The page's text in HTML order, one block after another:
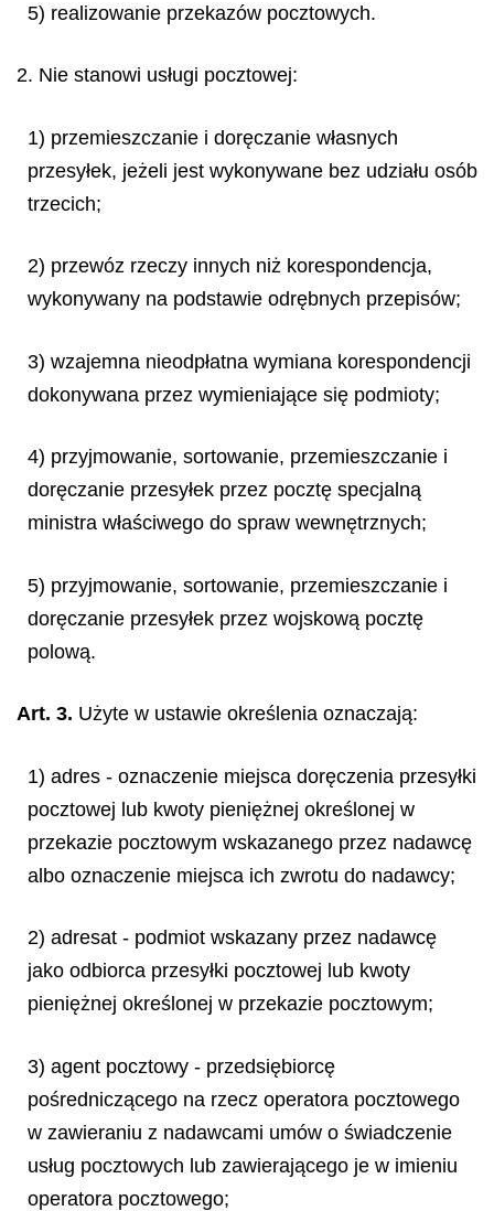
5) realizowanie przekazów pocztowych.
2. Nie stanowi usługi pocztowej:
1) przemieszczanie i doręczanie własnych
przesyłek, jeżeli jest wykonywane bez udziału osób
trzecich;
2) przewóz rzeczy innych niż korespondencja,
wykonywany na podstawie odrębnych przepisów;
3) wzajemna nieodpłatna wymiana korespondencji
dokonywana przez wymieniające się podmioty;
4) przyjmowanie, sortowanie, przemieszczanie i
doręczanie przesyłek przez pocztę specjalną
ministra właściwego do spraw wewnętrznych;
5) przyjmowanie, sortowanie, przemieszczanie i
doręczanie przesyłek przez wojskową pocztę
polową.
Art. 3. Użyte w ustawie określenia oznaczają:
1) adres - oznaczenie miejsca doręczenia przesyłki
pocztowej lub kwoty pieniężnej określonej w
przekazie pocztowym wskazanego przez nadawcę
albo oznaczenie miejsca ich zwrotu do nadawcy;
2) adresat - podmiot wskazany przez nadawcę
jako odbiorca przesyłki pocztowej lub kwoty
pieniężnej określonej w przekazie pocztowym;
3) agent pocztowy - przedsiębiorcę
pośredniczącego na rzecz operatora pocztowego
w zawieraniu z nadawcami umów o świadczenie
usług pocztowych lub zawierającego je w imieniu
operatora pocztowego;